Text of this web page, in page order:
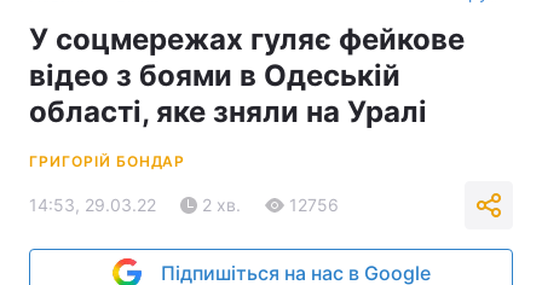
У соцмережах гуляє фейкове
відео з боями в Одеській
області, яке зняли на Уралі
ГРИГОРІЙ БОНДАР
14:53, 29.03.22 2 хв. 12756
Підпишіться на нас в Google